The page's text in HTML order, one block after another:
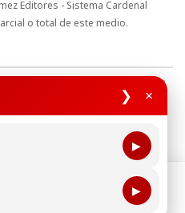
❯ ×
▶
▶
Editores - Sistema Cardenal
o total de este medio.
de Autor y Propiedad Intelectual
de Tratamiento de Datos
mejorar tu experiencia de
nuestra política de uso de